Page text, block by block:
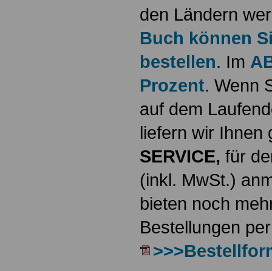
den Ländern
Buch können
bestellen. Im
Prozent. Wenn
auf dem
liefern wir
SERVICE, für
(inkl. MwSt.)
bieten noch
Bestellungen